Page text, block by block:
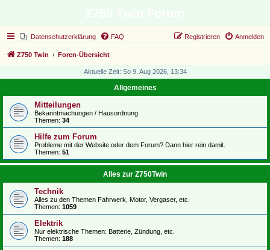
Datenschutzerklärung FAQ Anmelden
Registrieren
Z750 Twin Foren-Übersicht
Aktuelle Zeit: So 9. Aug 2026, 13:34
Allgemeines
Mitteilungen
Bekanntmachungen / Hausordnung
Themen: 34
Hilfe zum Forum
Probleme mit der Website oder dem Forum? Dann hier rein damit.
Themen: 51
Alles zur Z750Twin
Technik
Alles zu den Themen Fahrwerk, Motor, Vergaser, etc.
Themen: 1059
Elektrik
Nur elektrische Themen: Batterie, Zündung, etc.
Themen: 188